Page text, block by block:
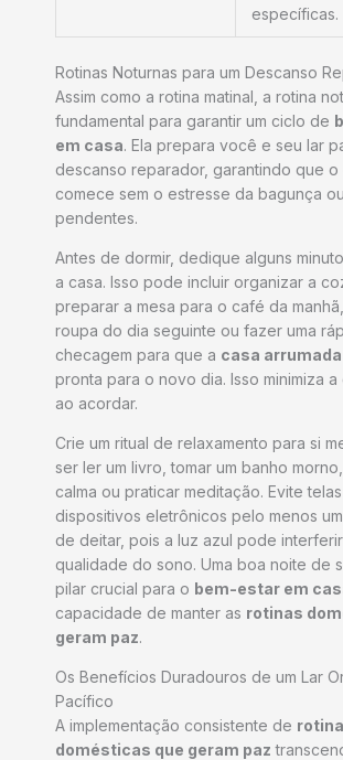
específicas.
Rotinas Noturnas para um Descanso
Assim como a rotina matinal, a rotina
fundamental para garantir um ciclo de
em casa. Ela prepara você e seu lar
descanso reparador, garantindo que o
comece sem o estresse da bagunça
pendentes.
Antes de dormir, dedique alguns
a casa. Isso pode incluir organizar a
preparar a mesa para o café da
roupa do dia seguinte ou fazer uma
checagem para que a casa arrumada
pronta para o novo dia. Isso minimiza a
ao acordar.
Crie um ritual de relaxamento para si
ser ler um livro, tomar um banho
calma ou praticar meditação. Evite
dispositivos eletrônicos pelo menos
de deitar, pois a luz azul pode
qualidade do sono. Uma boa noite de
pilar crucial para o bem-estar em
capacidade de manter as rotinas
geram paz.
Os Benefícios Duradouros de um Lar
Pacífico
A implementação consistente de
domésticas que geram paz